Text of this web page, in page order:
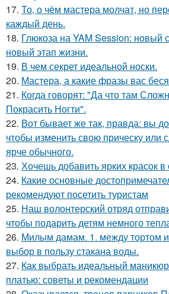
17. То, о чём мастера молчат, но
каждый день.
18. Глюкоза на YAM Session: новый
новый этап жизни.
19. В чем секрет идеальной носки.
20. Мастера, а какие фразы вас
21. Когда говорят: "Да что там
Покрасить Ногти".
22. Вот бывает же так, правда: вы
чтобы изменить свою прическу или
ярче обычного.
23. Хочешь добавить ярких красок в
24. Какие основные
рекомендуют посетить туристам
25. Наш волонтерский отряд
чтобы подарить детям немного
26. Милым дамам. 1. между тортом
выбор в пользу стакана воды.
27. Как выбрать идеальный
платью: советы и рекомендации